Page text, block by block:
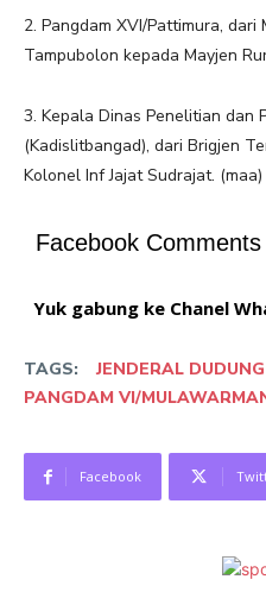
2. Pangdam XVI/Pattimura, dari
Tampubolon kepada Mayjen
3. Kepala Dinas Penelitian dan
(Kadislitbangad), dari Brigjen
Kolonel Inf Jajat Sudrajat. (maa)
Facebook
Yuk gabung ke Chanel
TAGS: JENDERAL DUDUNG
PANGDAM VI/
Facebook